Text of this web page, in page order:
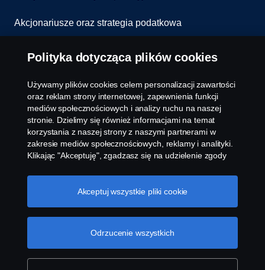
Akcjonariusze oraz strategia podatkowa
Informowanie o nieprawidłowościach
Kontakt
Komunikaty
Ustawienie plików cookies
© Copyright Scania 2026 All rights reserved. Scania
Polska S.A. Al. Katowicka 316, 05-830 Nadarzyn,
Polska Tel: +48 22 356 01 00
Polityka dotycząca plików cookies
Używamy plików cookies celem personalizacji zawartości
oraz reklam strony internetowej, zapewnienia funkcji
mediów społecznościowych i analizy ruchu na naszej
stronie. Dzielimy się również informacjami na temat
korzystania z naszej strony z naszymi partnerami w
zakresie mediów społecznościowych, reklamy i analityki.
Klikając "Akceptuję", zgadzasz się na udzielenie zgody
się informacjami. Możesz również zarządzać swoimi
plikami cookies, klikając na "Ustawienia plików cookies" i
sekcję dotyczącą plików cookies, którą można znaleźć
klikając na link poniżej tego tekstu. Cookie policy
Odrzucenie wszystkich
Akceptuj wszystkie pliki cookie